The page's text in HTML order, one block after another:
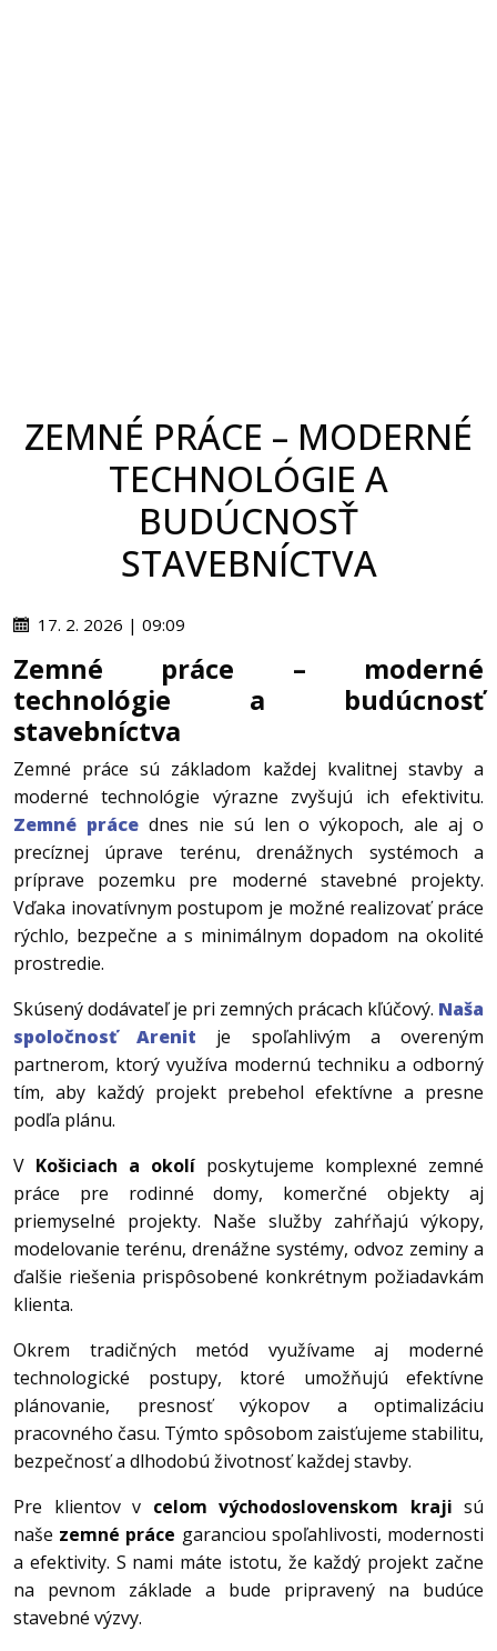
ZEMNÉ PRÁCE – MODERNÉ
TECHNOLÓGIE A
BUDÚCNOSŤ
STAVEBNÍCTVA
17. 2. 2026 | 09:09
Zemné práce – moderné
technológie a budúcnosť
stavebníctva
Zemné práce sú základom každej kvalitnej stavby a
moderné technológie výrazne zvyšujú ich efektivitu.
Zemné práce dnes nie sú len o výkopoch, ale aj o
precíznej úprave terénu, drenážnych systémoch a
príprave pozemku pre moderné stavebné projekty.
Vďaka inovatívnym postupom je možné realizovať práce
rýchlo, bezpečne a s minimálnym dopadom na okolité
prostredie.
Skúsený dodávateľ je pri zemných prácach kľúčový. Naša
spoločnosť Arenit
je spoľahlivým a overeným
partnerom, ktorý využíva modernú techniku a odborný
tím, aby každý projekt prebehol efektívne a presne
podľa plánu.
V Košiciach a okolí poskytujeme komplexné zemné
práce pre rodinné domy, komerčné objekty aj
priemyselné projekty. Naše služby zahŕňajú výkopy,
modelovanie terénu, drenážne systémy, odvoz zeminy a
ďalšie riešenia prispôsobené konkrétnym požiadavkám
klienta.
Okrem tradičných metód využívame aj moderné
technologické postupy, ktoré umožňujú efektívne
plánovanie, presnosť výkopov a optimalizáciu
pracovného času. Týmto spôsobom zaisťujeme stabilitu,
bezpečnosť a dlhodobú životnosť každej stavby.
Pre klientov v celom východoslovenskom kraji sú
naše zemné práce garanciou spoľahlivosti, modernosti
a efektivity. S nami máte istotu, že každý projekt začne
na pevnom základe a bude pripravený na budúce
stavebné výzvy.